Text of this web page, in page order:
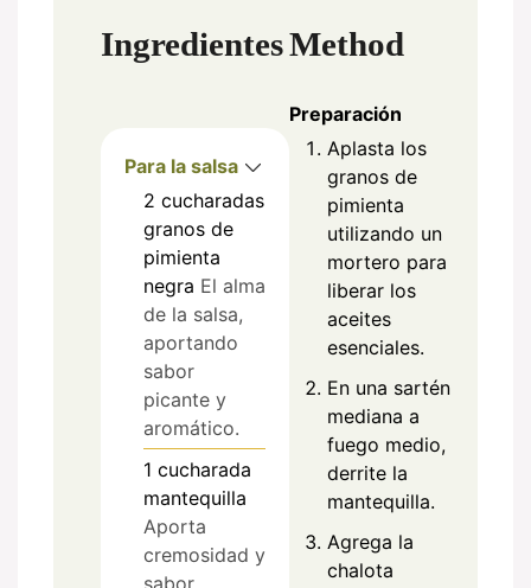
Ingredientes
Para la salsa
2 cucharadas
granos de
pimienta
negra El alma
de la salsa,
aportando
sabor
picante y
aromático.
1 cucharada
mantequilla
Aporta
cremosidad y
Method
Preparación
Aplasta los
granos de
pimienta
utilizando un
mortero para
liberar los
aceites
esenciales.
En una sartén
mediana a
fuego medio,
derrite la
mantequilla.
Agrega la
chalota